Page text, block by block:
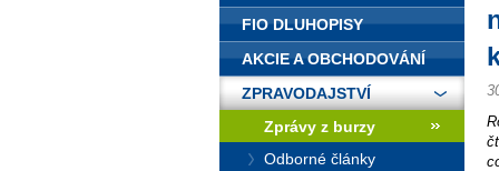
FIO DLUHOPISY
AKCIE A OBCHODOVÁNÍ
ZPRAVODAJSTVÍ
Zprávy z burzy
Odborné články